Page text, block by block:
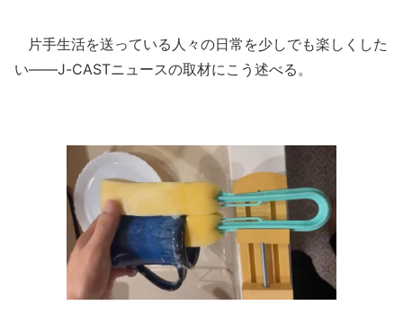
片手生活を送っている人々の日常を少しでも楽しくした
い――J-CASTニュースの取材にこう述べる。